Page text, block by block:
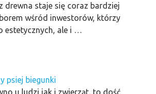
drewna staje się coraz bardziej
wśród inwestorów, którzy
estetycznych, ale i …
psiej biegunki
u ludzi jak i zwierząt, to dość